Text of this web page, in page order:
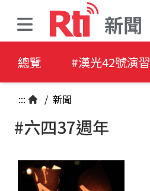
新聞
總覽 #漢光42號演習
::: / 新聞
#六四37週年